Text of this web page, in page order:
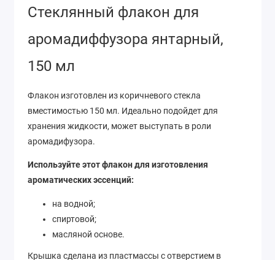
Стеклянный флакон для
аромадиффузора янтарный,
150 мл
Флакон изготовлен из коричневого стекла
вместимостью 150 мл. Идеально подойдет для
хранения жидкости, может выступать в роли
аромадифузора.
Используйте этот флакон для изготовления
ароматических эссенций:
на водной;
спиртовой;
масляной основе.
Крышка сделана из пластмассы с отверстием в